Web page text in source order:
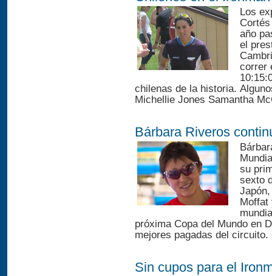
Los
año
el
correr
chilenas de la historia.
Michellie Jones Samantha
Bárbara Riveros
su
sexto
Moffat
próxima Copa del Mundo en
mejores pagadas del
Sin cupos para el